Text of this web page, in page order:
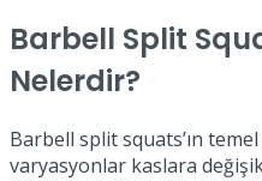
Barbell Split
Nelerdir?
Barbell split squats’ın
varyasyonlar kaslara